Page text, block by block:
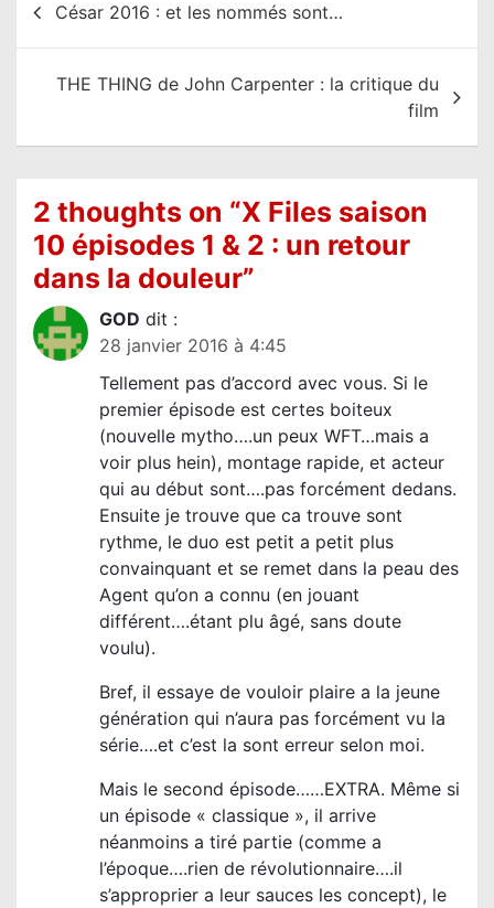
v
d
César 2016 : et les nommés sont…
THE THING de John Carpenter : la critique du
film
2 thoughts on “X Files saison
10 épisodes 1 & 2 : un retour
dans la douleur”
GOD dit :
28 janvier 2016 à 4:45
Tellement pas d’accord avec vous. Si le
premier épisode est certes boiteux
(nouvelle mytho….un peux WFT…mais a
voir plus hein), montage rapide, et acteur
qui au début sont….pas forcément dedans.
Ensuite je trouve que ca trouve sont
rythme, le duo est petit a petit plus
convainquant et se remet dans la peau des
Agent qu’on a connu (en jouant
différent….étant plu âgé, sans doute
voulu).
Bref, il essaye de vouloir plaire a la jeune
génération qui n’aura pas forcément vu la
série….et c’est la sont erreur selon moi.
Mais le second épisode……EXTRA. Même si
un épisode « classique », il arrive
néanmoins a tiré partie (comme a
l’époque….rien de révolutionnaire….il
s’approprier a leur sauces les concept), le